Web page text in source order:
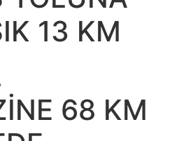
13 KM
68 KM